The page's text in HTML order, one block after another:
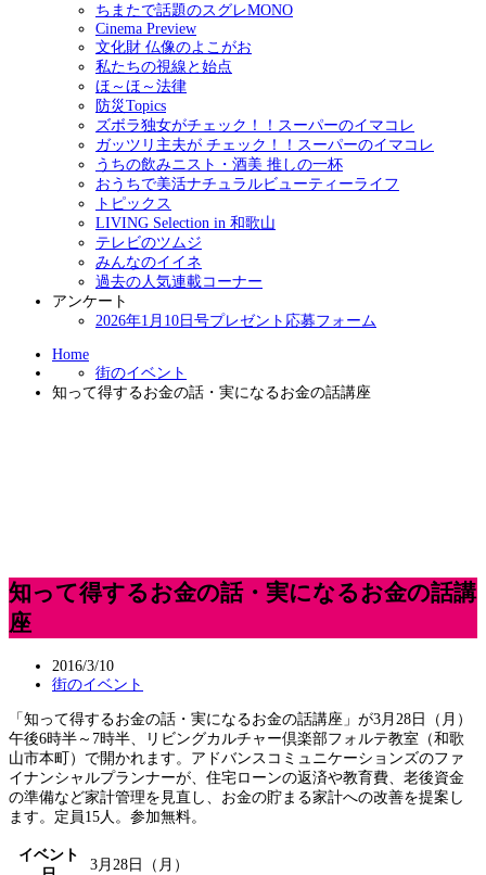
ちまたで話題のスグレMONO
Cinema Preview
文化財 仏像のよこがお
私たちの視線と始点
ほ～ほ～法律
防災Topics
ズボラ独女がチェック！！スーパーのイマコレ
ガッツリ主夫が チェック！！スーパーのイマコレ
うちの飲みニスト・酒美 推しの一杯
おうちで美活ナチュラルビューティーライフ
トピックス
LIVING Selection in 和歌山
テレビのツムジ
みんなのイイネ
過去の人気連載コーナー
アンケート
2026年1月10日号プレゼント応募フォーム
Home
街のイベント
知って得するお金の話・実になるお金の話講座
知って得するお金の話・実になるお金の話講
座
2016/3/10
街のイベント
「知って得するお金の話・実になるお金の話講座」が3月28日（月）
午後6時半～7時半、リビングカルチャー倶楽部フォルテ教室（和歌
山市本町）で開かれます。アドバンスコミュニケーションズのファ
イナンシャルプランナーが、住宅ローンの返済や教育費、老後資金
の準備など家計管理を見直し、お金の貯まる家計への改善を提案し
ます。定員15人。参加無料。
イベント
3月28日（月）